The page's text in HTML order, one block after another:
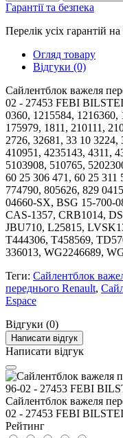
Гарантії та безпека
Перелік усіх гарантій
Огляд товару
Відгуки (0)
Сайлентблок важеля
02 - 27453 FEBI
0360, 1215584, 1216360,
175979, 1811, 210111,
2726, 32681, 33 10 3224,
410951, 4235143, 4311,
5103908, 510765,
60 25 306 471, 60 25 311
774790, 805626, 829
04660-SX, BSG 15-700-
CAS-1357, CRB1014,
JBU710, L25815,
T444306, T458569,
336013, WG2246689,
Теги: Сайлентблок
переднього Renault,
Espace
Відгуки (0)
Написати відгук
Написати відгук
Сайлентблок важеля
02 - 27453 FEBI
Рейтинг